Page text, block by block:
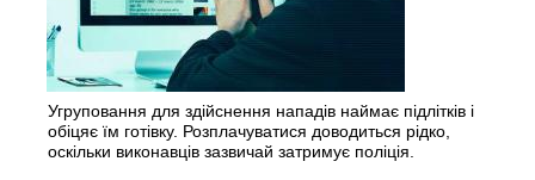
Угруповання для здійснення нападів наймає підлітків і
обіцяє їм готівку. Розплачуватися доводиться рідко,
оскільки виконавців зазвичай затримує поліція.